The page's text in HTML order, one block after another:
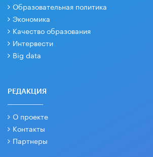
Образовательная политика
Экономика
Качество образования
Интервести
Big data
РЕДАКЦИЯ
О проекте
Контакты
Партнеры